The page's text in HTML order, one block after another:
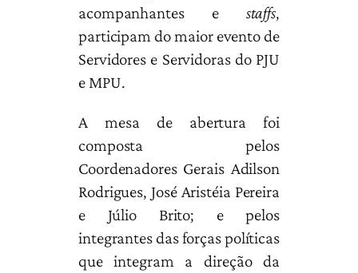
acompanhantes e staffs,
participam do maior evento de
Servidores e Servidoras do PJU
e MPU.
A mesa de abertura foi
composta pelos
Coordenadores Gerais Adilson
Rodrigues, José Aristéia Pereira
e Júlio Brito; e pelos
integrantes das forças políticas
que integram a direção da